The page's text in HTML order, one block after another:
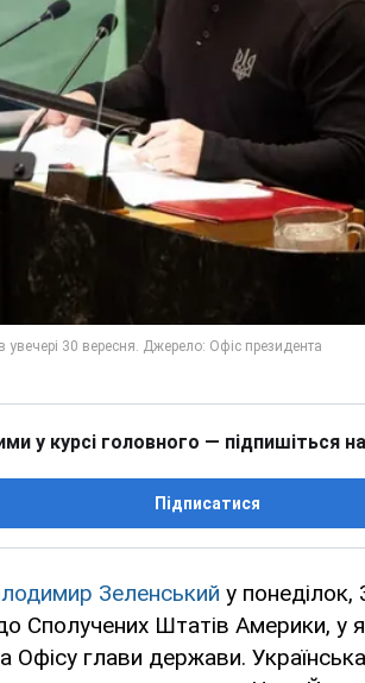
у курсі головного — підпишіться
Підписатися
Зеленський у понеділок,
Сполучених Штатів Америки, у
Офісу глави держави.